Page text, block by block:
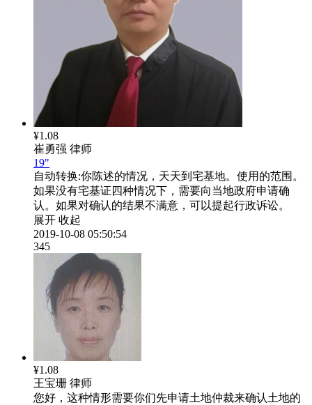
¥1.08
崔勇强 律师
19"
自动转换:你陈述的情况，天天到宅基地。使用的范围。
如果没有宅基证四种情况下，需要向当地政府申请确
认。如果对确认的结果不满意，可以提起行政诉讼。
展开 收起
2019-10-08 05:50:54
345
¥1.08
王宝珊 律师
您好，这种情形需要你们先申请土地仲裁来确认土地的